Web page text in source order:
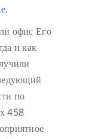
офис Его
и как
по
458